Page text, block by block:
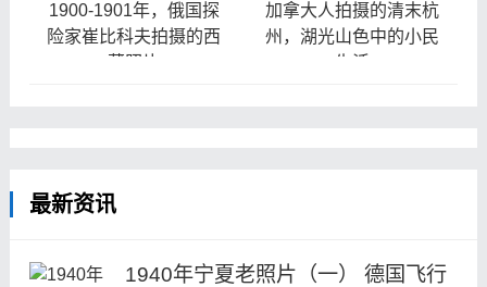
1900-1901年，俄国探
险家崔比科夫拍摄的西
藏照片
加拿大人拍摄的清末杭
州，湖光山色中的小民
生活
最新资讯
1940年宁夏老照片（一） 德国飞行